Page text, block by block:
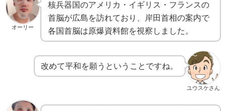
オーリー
核兵器国のアメリカ・イギリス・フランスの
首脳が広島を訪れており、岸田首相の案内で
各国首脳は原爆資料館を視察しました。
ユウスケさん
改めて平和を願うということですね。